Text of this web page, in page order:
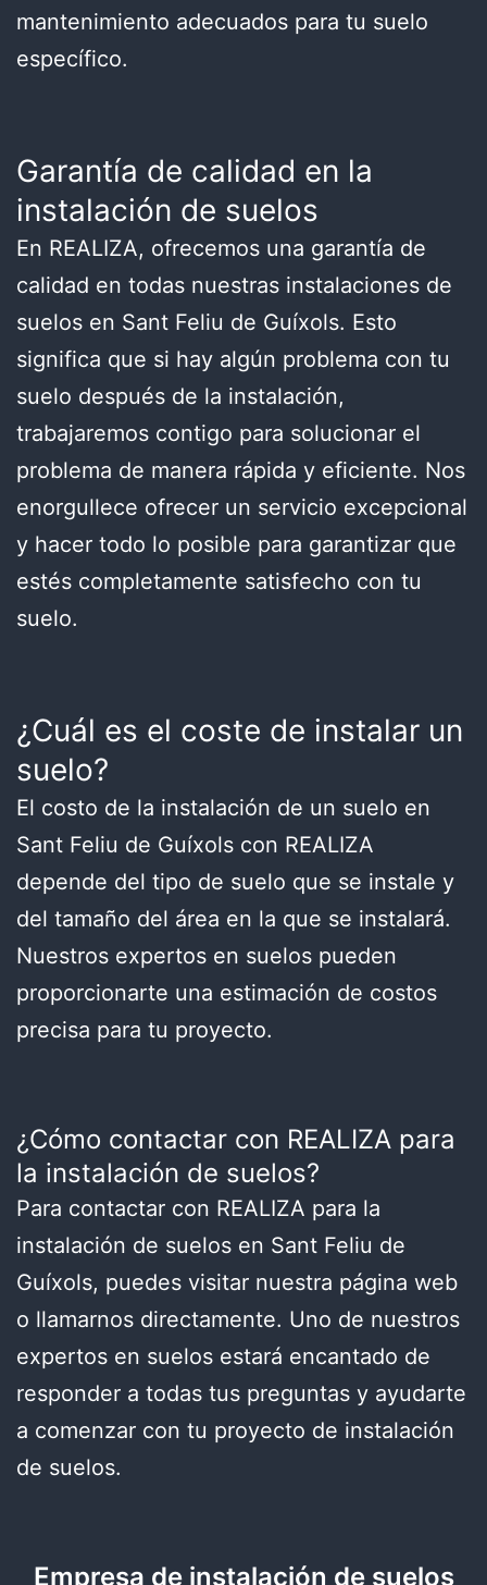
mantenimiento adecuados para tu suelo
específico.
Garantía de calidad en la
instalación de suelos
En REALIZA, ofrecemos una garantía de
calidad en todas nuestras instalaciones de
suelos en Sant Feliu de Guíxols. Esto
significa que si hay algún problema con tu
suelo después de la instalación,
trabajaremos contigo para solucionar el
problema de manera rápida y eficiente. Nos
enorgullece ofrecer un servicio excepcional
y hacer todo lo posible para garantizar que
estés completamente satisfecho con tu
suelo.
¿Cuál es el coste de instalar un
suelo?
El costo de la instalación de un suelo en
Sant Feliu de Guíxols con REALIZA
depende del tipo de suelo que se instale y
del tamaño del área en la que se instalará.
Nuestros expertos en suelos pueden
proporcionarte una estimación de costos
precisa para tu proyecto.
¿Cómo contactar con REALIZA para
la instalación de suelos?
Para contactar con REALIZA para la
instalación de suelos en Sant Feliu de
Guíxols, puedes visitar nuestra página web
o llamarnos directamente. Uno de nuestros
expertos en suelos estará encantado de
responder a todas tus preguntas y ayudarte
a comenzar con tu proyecto de instalación
de suelos.
Empresa de instalación de suelos